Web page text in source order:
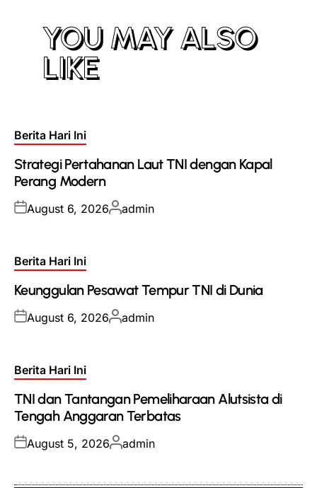
YOU MAY ALSO
LIKE
Posted
Berita Hari Ini
Strategi Pertahanan Laut TNI dengan Kapal
Perang Modern
Posted
August 6, 2026Posted
admin
Posted
Berita Hari Ini
Keunggulan Pesawat Tempur TNI di Dunia
Posted
August 6, 2026Posted
admin
Posted
Berita Hari Ini
TNI dan Tantangan Pemeliharaan Alutsista di
Tengah Anggaran Terbatas
Posted
August 5, 2026Posted
admin